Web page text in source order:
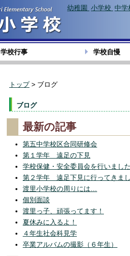
幼稚園 小学校 中学
学校行事 学校自慢
トップ> ブログ
ブログ
最新の記事
第五中学校区合同研修会
第１学年 遠足の下見
学校保健・安全委員会を行いました
第２学年 遠足下見に行ってきまし
渡里小学校の周りには…
個別面談
渡里っ子、頑張ってます！
夏休みに入るよ！
４年生社会科見学
卒業アルバムの撮影（６年生）